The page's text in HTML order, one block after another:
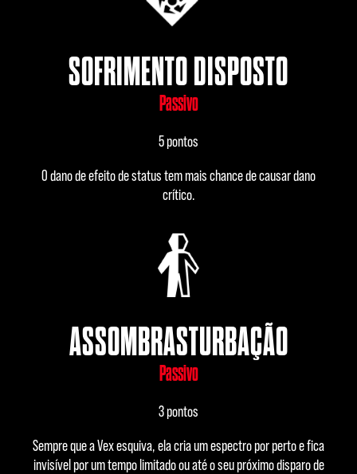
SOFRIMENTO DISPOSTO
Passivo
5 pontos
O dano de efeito de status tem mais chance de causar dano
crítico.
ASSOMBRASTURBAÇÃO
Passivo
3 pontos
Sempre que a Vex esquiva, ela cria um espectro por perto e fica
invisível por um tempo limitado ou até o seu próximo disparo de